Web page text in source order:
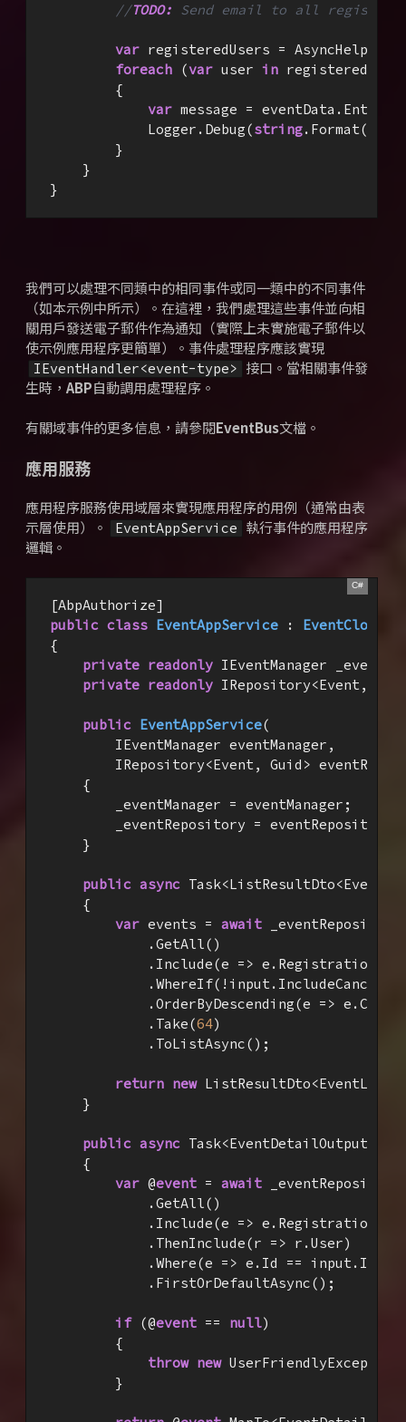
//TODO: Send email to all
var registeredUsers =
foreach (var user in
        {
var message =
            Logger.Debug(
string.Format(
        }
    }
}
我們可以處理不同類中的相同事件或同一類中的不同事件
（如本示例中所示）。在這裡，我們處理這些事件並向相
關用戶發送電子郵件作為通知（實際上未實施電子郵件以
使示例應用程序更簡單）。事件處理程序應該實現
IEventHandler<event-type> 接口。 當相關事件發
生時，ABP自動調用處理程序。
有關域事件的更多信息，請參閱EventBus文檔。
應用服務
應用程序服務使用域層來實現應用程序的用例（通常由表
示層使用）。
EventAppService 執行事件的應用程序
邏輯。
public class EventAppService :
{
private readonly IEventManager
private readonly IRepository<Event,
public EventAppService(
        IEventManager eventManager,
IRepository<Event, Guid>
{
        _eventManager = eventManager;
        _eventRepository = eventRepository;
    }
public async
    {
var events = await _eventRepository
            .GetAll()
            .Include(e => e.Registrations)
.OrderByDescending(e =>
            .Take(
64)
            .ToListAsync();
return new
    }
public async Task<EventDetailOutput>
{
var @event = await _eventRepository
            .GetAll()
            .Include(e => e.Registrations)
            .ThenInclude(r => r.User)
            .Where(e => e.Id == input.Id)
            .FirstOrDefaultAsync();
if (@event == null)
        {
throw new
        }